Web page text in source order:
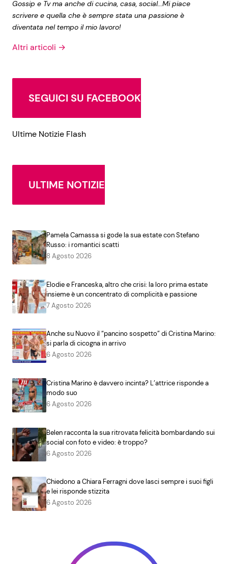
Gossip e Tv ma anche di cucina, casa, social...Mi piace
scrivere e quella che è sempre stata una passione è
diventata nel tempo il mio lavoro!
Altri articoli →
SEGUICI SU FACEBOOK
Ultime Notizie Flash
ULTIME NOTIZIE
Pamela Camassa si gode la sua estate con Stefano
Russo: i romantici scatti
8 Agosto 2026
Elodie e Franceska, altro che crisi: la loro prima estate
insieme è un concentrato di complicità e passione
7 Agosto 2026
Anche su Nuovo il “pancino sospetto” di Cristina Marino:
si parla di cicogna in arrivo
6 Agosto 2026
Cristina Marino è davvero incinta? L’attrice risponde a
modo suo
6 Agosto 2026
Belen racconta la sua ritrovata felicità bombardando sui
social con foto e video: è troppo?
6 Agosto 2026
Chiedono a Chiara Ferragni dove lasci sempre i suoi figli
e lei risponde stizzita
6 Agosto 2026